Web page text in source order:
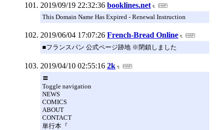
2019/09/19 22:32:36 booklines.net
This Domain Name Has Expired - Renewal Instruction
2019/06/04 17:07:26 French-Bread Online
■フランスパン 公式ページ跡地 ※閉鎖しました
2019/04/10 02:55:16 2k
〓
Toggle navigation
NEWS
COMICS
ABOUT
CONTACT
単行本『